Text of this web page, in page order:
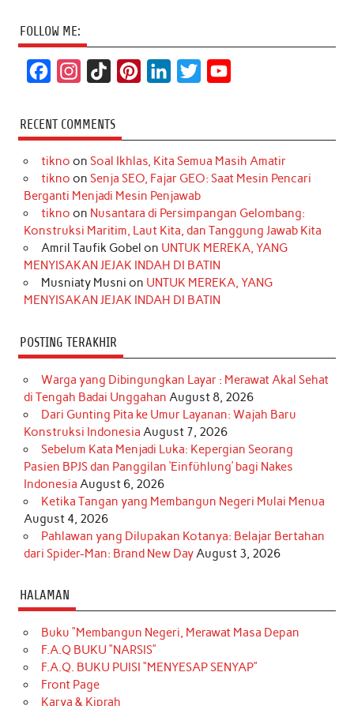
FOLLOW ME:
c
e
b
o
k
s
t
a
r
a
m
k
T
o
k
t
e
e
s
t
k
e
d
I
n
t
t
r
T
u
e
RECENT COMMENTS
tikno on Soal Ikhlas, Kita Semua Masih Amatir
tikno on Senja SEO, Fajar GEO: Saat Mesin Pencari
Berganti Menjadi Mesin Penjawab
tikno on Nusantara di Persimpangan Gelombang:
Konstruksi Maritim, Laut Kita, dan Tanggung Jawab Kita
Amril Taufik Gobel on UNTUK MEREKA, YANG
MENYISAKAN JEJAK INDAH DI BATIN
Musniaty Musni on UNTUK MEREKA, YANG
MENYISAKAN JEJAK INDAH DI BATIN
POSTING TERAKHIR
Warga yang Dibingungkan Layar : Merawat Akal Sehat
di Tengah Badai Unggahan August 8, 2026
Dari Gunting Pita ke Umur Layanan: Wajah Baru
Konstruksi Indonesia August 7, 2026
Sebelum Kata Menjadi Luka: Kepergian Seorang
Pasien BPJS dan Panggilan ‘Einfühlung’ bagi Nakes
Indonesia August 6, 2026
Ketika Tangan yang Membangun Negeri Mulai Menua
August 4, 2026
Pahlawan yang Dilupakan Kotanya: Belajar Bertahan
dari Spider-Man: Brand New Day August 3, 2026
HALAMAN
Buku “Membangun Negeri, Merawat Masa Depan
F.A.Q BUKU “NARSIS”
F.A.Q. BUKU PUISI “MENYESAP SENYAP”
Front Page
Karya & Kiprah